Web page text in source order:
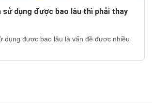
sử dụng được bao lâu thì phải thay
dụng được bao lâu là vấn đề được nhiều